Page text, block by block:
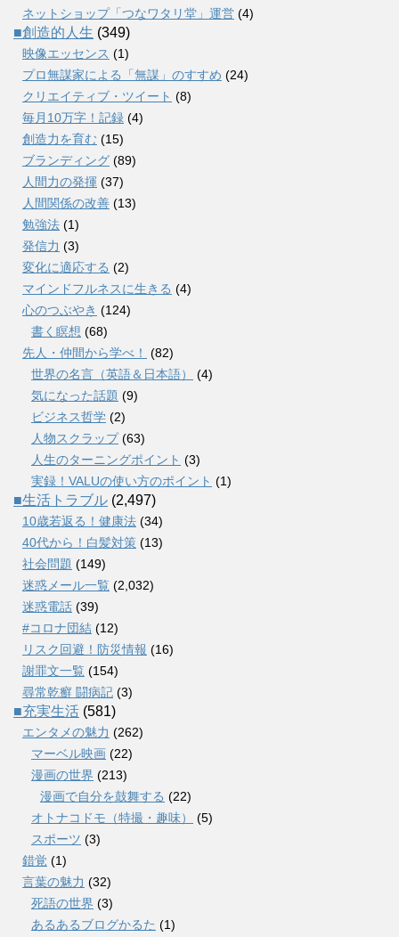
ネットショップ「つなワタリ堂」運営 (4)
■創造的人生 (349)
映像エッセンス (1)
プロ無謀家による「無謀」のすすめ (24)
クリエイティブ・ツイート (8)
毎月10万字！記録 (4)
創造力を育む (15)
ブランディング (89)
人間力の発揮 (37)
人間関係の改善 (13)
勉強法 (1)
発信力 (3)
変化に適応する (2)
マインドフルネスに生きる (4)
心のつぶやき (124)
書く瞑想 (68)
先人・仲間から学べ！
(82)
世界の名言（英語＆日本語）
(4)
気になった話題 (9)
ビジネス哲学 (2)
人物スクラップ(63)
人生のターニングポイント (3)
実録！VALUの使い方のポイント (1)
■生活トラブル (2,497)
10歳若返る！健康法 (34)
40代から！白髪対策 (13)
社会問題 (149)
迷惑メール一覧 (2,032)
迷惑電話 (39)
#コロナ団結 (12)
リスク回避！防災情報 (16)
謝罪文一覧 (154)
尋常乾癬 闘病記 (3)
■充実生活 (581)
エンタメの魅力 (262)
マーベル映画 (22)
漫画の世界 (213)
漫画で自分を鼓舞する (22)
オトナコドモ（特撮・趣味）
(5)
スポーツ (3)
錯覚 (1)
言葉の魅力 (32)
死語の世界 (3)
あるあるブログかるた (1)